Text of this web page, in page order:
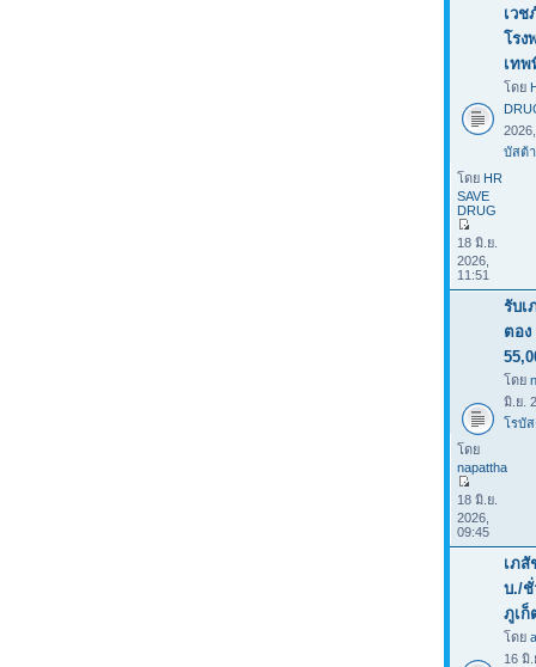
เว
โรง
เท
โดย
บัสต้า
โดย HR
SAVE
DRUG
18 มิ.ย.
2026,
11:51
รับเ
ตอง
โดย
มิ.ย.
โรบั
โดย
napattha
18 มิ.ย.
2026,
09:45
เภสั
บ./ชั่
ภูเก็
โดย
16 มิ.